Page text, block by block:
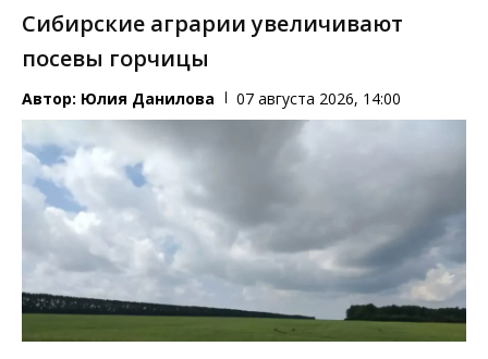
Сибирские аграрии увеличивают
посевы горчицы
Автор: Юлия Данилова 07 августа 2026, 14:00